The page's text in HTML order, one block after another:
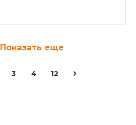
Показать еще
3 4 12